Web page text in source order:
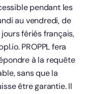
pendant les
au vendredi, de
jours fériés français,
PROPPL fera
à la requête
sans que la
être garantie. Il